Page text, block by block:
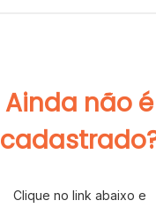
Ainda não é
Clique no link abaixo e